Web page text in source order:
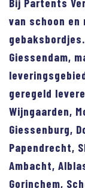
Bij Partents
van schoon
Giessendam,
geregeld
Wijngaarden,
Giessenburg,
Papendrecht,
Ambacht,
Gorinchem,